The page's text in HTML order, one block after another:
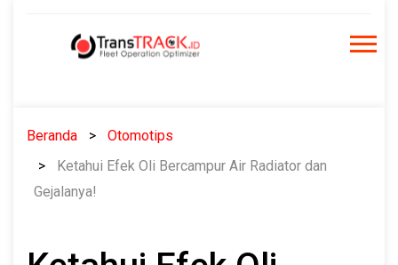
Beranda
Otomotips
Ketahui Efek Oli Bercampur Air Radiator dan
Gejalanya!